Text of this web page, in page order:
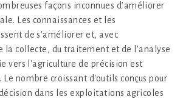
façons inconnues d’améliorer
Les connaissances et les
de s'améliorer et, avec
la collecte, du traitement et de l'analyse
vers l'agriculture de précision est
Le nombre croissant d'outils conçus pour
dans les exploitations agricoles